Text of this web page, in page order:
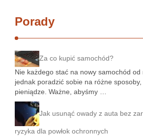
Porady
Za co kupić samochód?
Nie każdego stać na nowy samochód
jednak poradzić sobie na różne
pieniądze. Ważne, abyśmy …
Jak usunąć owady z auta bez
ryzyka dla powłok ochronnych